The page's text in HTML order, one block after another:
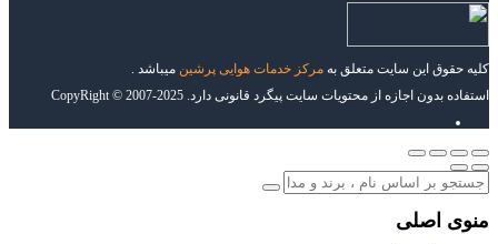
کلیه حقوق این سایت متعلق به مرکز خدمات هوایی پرشین میباشد .
استفاده بدون اجازه از محتویات سایت پیگرد قانونی دارد. CopyRight © 2007-2025
منوی اصلی